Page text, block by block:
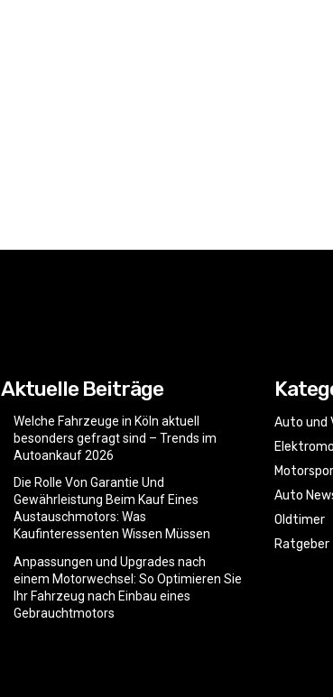
Aktuelle Beiträge
Welche Fahrzeuge in Köln aktuell
besonders gefragt sind – Trends im
Autoankauf 2026
Die Rolle Von Garantie Und
Gewährleistung Beim Kauf Eines
Austauschmotors: Was
Kaufinteressenten Wissen Müssen
Anpassungen und Upgrades nach
einem Motorwechsel: So Optimieren Sie
Ihr Fahrzeug nach Einbau eines
Gebrauchtmotors
Auto und
Auto
Oldtimer
Ratgeber